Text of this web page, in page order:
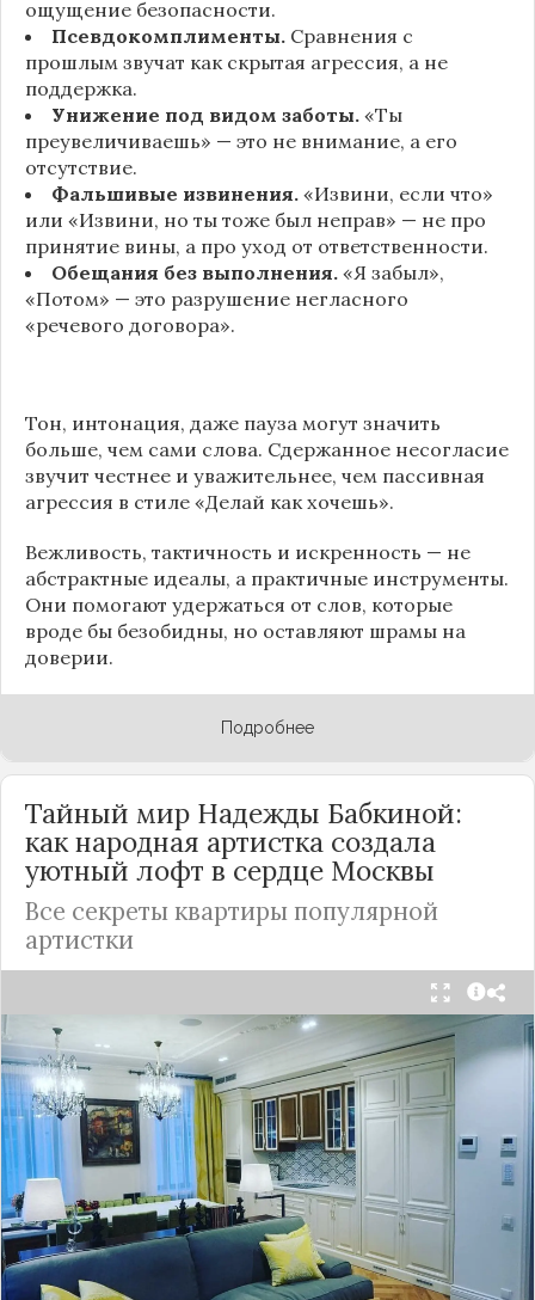
ощущение безопасности.
Псевдокомплименты. Сравнения с
прошлым звучат как скрытая агрессия, а не
поддержка.
Унижение под видом заботы. «Ты
преувеличиваешь» — это не внимание, а его
отсутствие.
Фальшивые извинения. «Извини, если что»
или «Извини, но ты тоже был неправ» — не про
принятие вины, а про уход от ответственности.
Обещания без выполнения. «Я забыл»,
«Потом» — это разрушение негласного
«речевого договора».
Тон, интонация, даже пауза могут значить
больше, чем сами слова. Сдержанное несогласие
звучит честнее и уважительнее, чем пассивная
агрессия в стиле «Делай как хочешь».
Вежливость, тактичность и искренность — не
абстрактные идеалы, а практичные инструменты.
Они помогают удержаться от слов, которые
вроде бы безобидны, но оставляют шрамы на
доверии.
Подробнее
Тайный мир Надежды Бабкиной:
как народная артистка создала
уютный лофт в сердце Москвы
Все секреты квартиры популярной
артистки
Народная артисткаРоссииНадежда Бабкина,
известная своей любовью к традиционному
стилю и народной эстетике, удивила
поклонников, выбрав для своей новой
московской квартиры современный стиль лофт.
Это решение стало настоящим откровением,
демонстрирующим её умение сочетать классику
и актуальные тенденции. Подробности о
проекте раскрывает канал “DOMEO | РЕМОНТ
КВАРТИР | НЕДВИЖИМОСТЬ” 2.